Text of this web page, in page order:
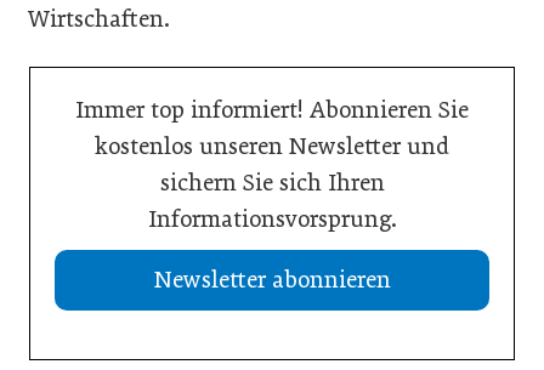
Wirtschaften.
Immer top informiert! Abonnieren Sie
kostenlos unseren Newsletter und
sichern Sie sich Ihren
Informationsvorsprung.
Newsletter abonnieren